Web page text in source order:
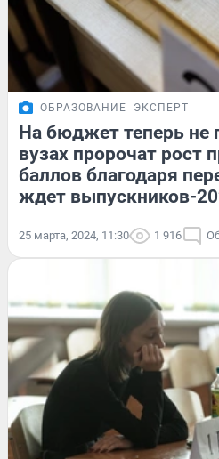
ОБРАЗОВАНИЕ ЭКСПЕРТ
На бюджет теперь не
вузах пророчат рост
баллов благодаря
ждет выпускников-
25 марта, 2024, 11:30 1 916